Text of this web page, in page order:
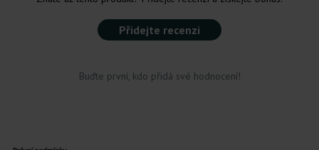
Přidejte recenzi
Buďte první, kdo přidá své hodnocení!